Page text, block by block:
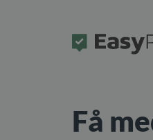
Framsida
Få